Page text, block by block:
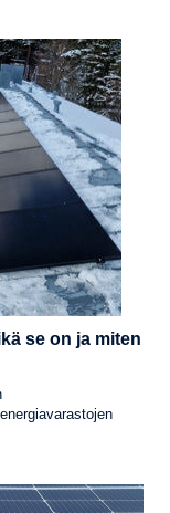
se on ja miten